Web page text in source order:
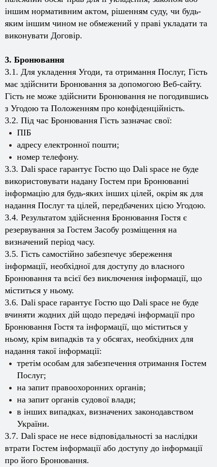
іншим нормативним актом, рішенням суду, чи будь-
яким іншим чином не обмежений у праві укладати та
виконувати Договір.
3. Бронювання
3.1. Для укладення Угоди, та отримання Послуг, Гість
має здійснити Бронювання за допомогою Веб-сайту.
Гість не може здійснити Бронювання не погодившись
з Угодою та Положенням про конфіденційність.
3.2. Під час Бронювання Гість зазначає свої:
ПІБ
адресу електронної пошти;
номер телефону.
3.3. Dali space гарантує Гостю що Dali space не буде
використовувати надану Гостем при Бронюванні
інформацію для будь-яких інших цілей, окрім як для
надання Послуг та цілей, передбачених цією Угодою.
3.4. Результатом здійснення Бронювання Гостя є
резервування за Гостем Засобу розміщення на
визначений період часу.
3.5. Гість самостійно забезпечує збереження
інформації, необхідної для доступу до власного
Бронювання та всієї без виключення інформації, що
міститься у ньому.
3.6. Dali space гарантує Гостю що Dali space не буде
вчиняти жодних дій щодо передачі інформації про
Бронювання Гостя та інформації, що міститься у
ньому, крім випадків та у обсягах, необхідних для
надання такої інформації:
третім особам для забезпечення отримання Гостем
Послуг;
на запит правоохоронних органів;
на запит органів судової влади;
в інших випадках, визначених законодавством
України.
3.7. Dali space не несе відповідальності за наслідки
втрати Гостем інформації або доступу до інформації
про його Бронювання.